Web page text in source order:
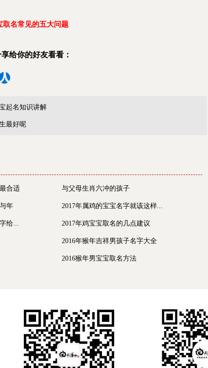
取名常见的五大问题
给你的好友看看：
起名知识讲解
最好呢
合适 与父母生肖六冲的孩子
年 2017年属鸡的宝宝名字就该这样...
给... 2017年鸡宝宝取名的几点建议
2016年猴年吉祥男孩子名字大全
2016猴年男宝宝取名方法